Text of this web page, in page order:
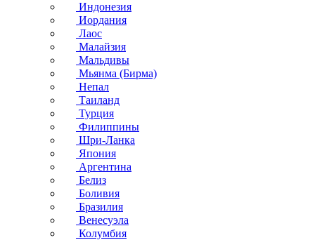
Индонезия
Иордания
Лаос
Малайзия
Мальдивы
Мьянма (Бирма)
Непал
Таиланд
Турция
Филиппины
Шри-Ланка
Япония
Аргентина
Белиз
Боливия
Бразилия
Венесуэла
Колумбия